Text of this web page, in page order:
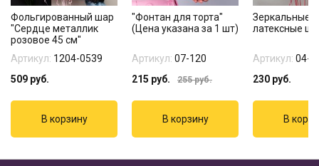
Фольгированный шар
"Сердце металлик
розовое 45 см"
Артикул: 1204-0539
509 руб.
"Фонтан для торта"
(Цена указана за 1 шт)
Артикул: 07-120
215 руб. 255руб.
Зеркальные
латексные
Артикул: 04-
230 руб.